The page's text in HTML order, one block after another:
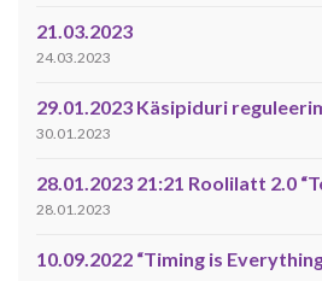
21.03.2023
24.03.2023
29.01.2023 Käsipiduri
30.01.2023
28.01.2023 21:21 Roolilatt 2.0
28.01.2023
10.09.2022 “Timing is